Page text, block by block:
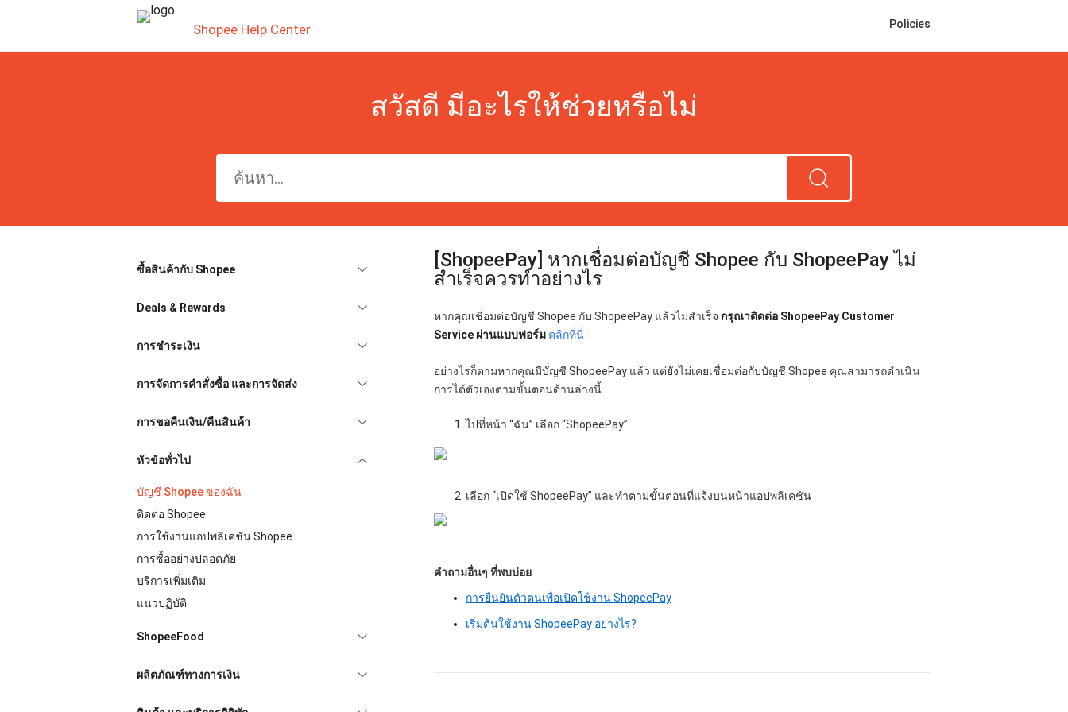
Shopee Help Center Policies
สวัสดี มีอะไรให้ช่วยหรือไม่
ซื้อสินค้ากับ Shopee
Deals & Rewards
การชำระเงิน
การจัดการคำสั่งซื้อ และการจัดส่ง
การขอคืนเงิน/คืนสินค้า
หัวข้อทั่วไป
บัญชี Shopee ของฉัน
ติดต่อ Shopee
การใช้งานแอปพลิเคชัน Shopee
การซื้ออย่างปลอดภัย
บริการเพิ่มเติม
แนวปฏิบัติ
ShopeeFood
ผลิตภัณฑ์ทางการเงิน
[ShopeePay] หากเชื่อมต่อบัญชี Shopee กับ ShopeePay ไม่
สำเร็จควรทำอย่างไร
หากคุณเชิ่อมต่อบัญชี Shopee กับ ShopeePay แล้วไม่สำเร็จ กรุณาติดต่อ ShopeePay Customer
Service ผ่านแบบฟอร์ม คลิกที่นี่
อย่างไรก็ตามหากคุณมีบัญชี ShopeePay แล้ว แต่ยังไม่เคยเชื่อมต่อกับบัญชี Shopee คุณสามารถดำเนิน
การได้ตัวเองตามขั้นตอนด้านล่างนี้
ไปที่หน้า “ฉัน” เลือก “ShopeePay”
เลือก “เปิดใช้ ShopeePay” และทำตามขั้นตอนที่แจ้งบนหน้าแอปพลิเคชัน
คำถามอื่นๆ ที่พบบ่อย
การยืนยันตัวตนเพื่อเปิดใช้งาน ShopeePay
เริ่มต้นใช้งาน ShopeePay อย่างไร?